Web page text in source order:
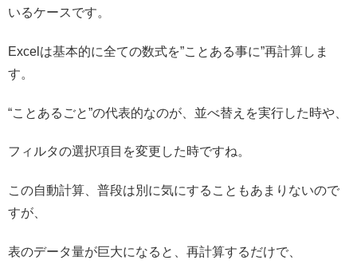
いるケースです。
Excelは基本的に全ての数式を”ことある事に”再計算しま
す。
“ことあるごと”の代表的なのが、並べ替えを実行した時や、
フィルタの選択項目を変更した時ですね。
この自動計算、普段は別に気にすることもあまりないので
すが、
表のデータ量が巨大になると、再計算するだけで、